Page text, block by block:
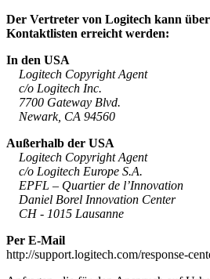
Der Vertreter von Logitech kann über
Kontaktlisten erreicht werden:
In den USA
Logitech Copyright Agent
c/o Logitech Inc.
7700 Gateway Blvd.
Newark, CA 94560
Außerhalb der USA
Logitech Copyright Agent
c/o Logitech Europe S.A.
EPFL – Quartier de l’Innovation
Daniel Borel Innovation Center
CH - 1015 Lausanne
Per E-Mail
http://support.logitech.com/response-